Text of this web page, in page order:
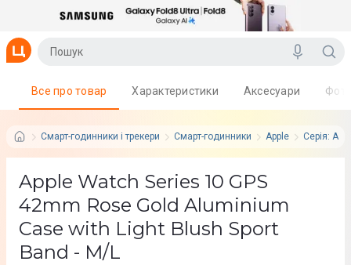
Смарт-годинники і трекери Смарт-годинники Apple Серія:
Все про товар Характеристики Аксесуари
Apple Watch Series 10 GPS
42mm Rose Gold Aluminium
Case with Light Blush Sport
Band - M/L